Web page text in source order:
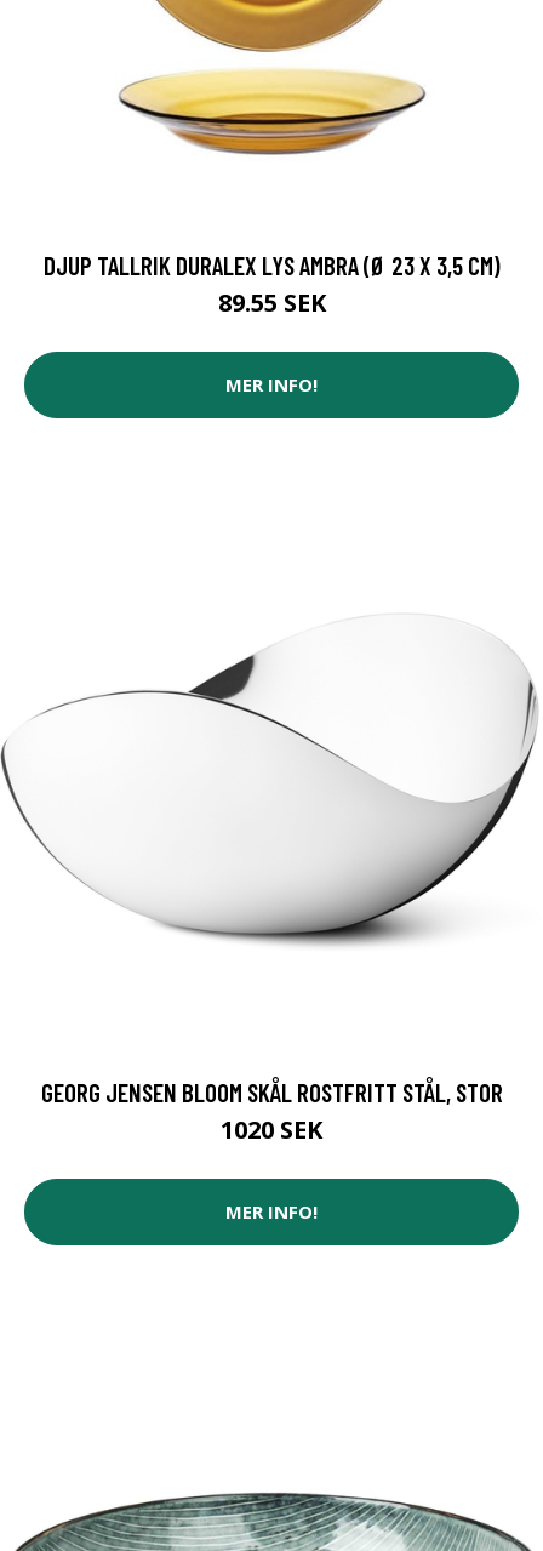
DJUP TALLRIK DURALEX LYS AMBRA (Ø 23 X 3,5 CM)
89.55 SEK
MER INFO!
GEORG JENSEN BLOOM SKÅL ROSTFRITT STÅL, STOR
1020 SEK
MER INFO!